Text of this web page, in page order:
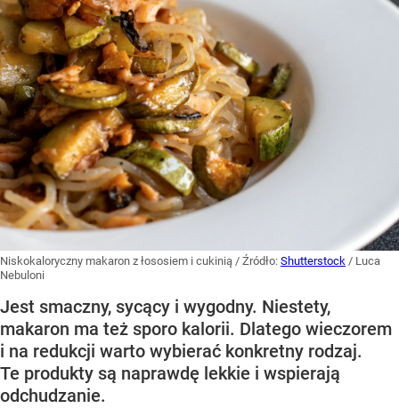
Niskokaloryczny makaron z łososiem i cukinią / Źródło: Shutterstock / Luca
Nebuloni
Jest smaczny, sycący i wygodny. Niestety,
makaron ma też sporo kalorii. Dlatego wieczorem
i na redukcji warto wybierać konkretny rodzaj.
Te produkty są naprawdę lekkie i wspierają
odchudzanie.